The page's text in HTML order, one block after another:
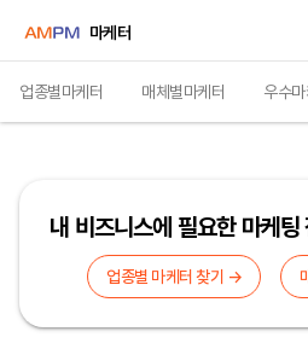
마케터
업종별마케터 매체별마케터 우수마
내 비즈니스에 필요한 마케
업종별 마케터 찾기 →